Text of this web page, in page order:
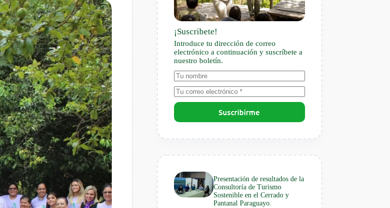
¡Suscribete!
Introduce tu dirección de correo
electrónico a continuación y suscríbete a
nuestro boletín.
Suscribirme
Presentación de resultados de la
Consultoría de Turismo
Sostenible en el Cerrado y
Pantanal Paraguayo.